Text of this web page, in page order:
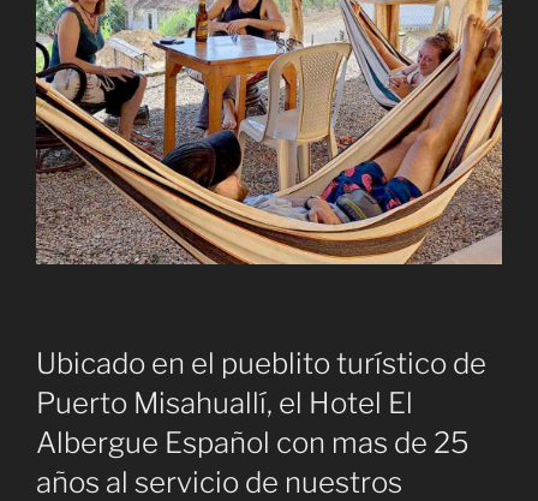
Ubicado en el pueblito turístico de
Puerto Misahuallí, el Hotel El
Albergue Español con mas de 25
años al servicio de nuestros